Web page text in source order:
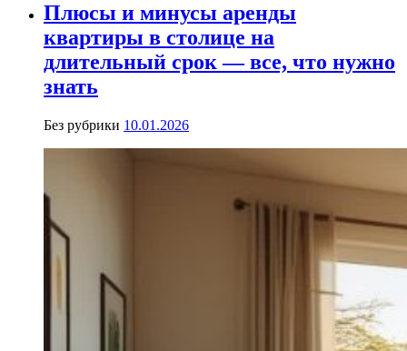
Плюсы и минусы аренды
квартиры в столице на
длительный срок — все, что нужно
знать
Без рубрики 10.01.2026